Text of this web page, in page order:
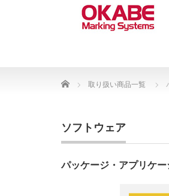
Home 取り扱い商品一覧
ソフトウェア
パッケージ・アプリケ